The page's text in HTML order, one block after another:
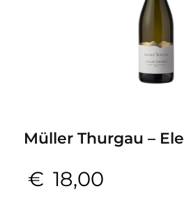
Müller Thurgau –
€ 18,00